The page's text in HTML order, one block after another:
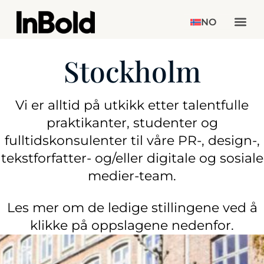
NO
Stockholm
Vi er alltid på utkikk etter talentfulle
praktikanter, studenter og
fulltidskonsulenter til våre PR-, design-,
tekstforfatter- og/eller digitale og sosiale
medier-team.
Les mer om de ledige stillingene ved å
klikke på oppslagene nedenfor.